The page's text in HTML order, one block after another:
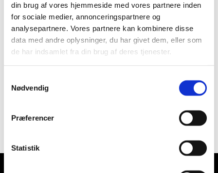
din brug af vores hjemmeside med vores partnere inden
for sociale medier, annonceringspartnere og
analysepartnere. Vores partnere kan kombinere disse
data med andre oplysninger, du har givet dem, eller som
de har indsamlet fra din brug af deres tjenester.
Nødvendig
Præferencer
Statistik